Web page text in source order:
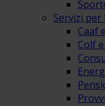
Servizi
Caaf
Colf